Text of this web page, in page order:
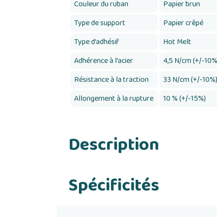
Couleur du ruban
Papier brun
Type de support
Papier crêpé
Type d’adhésif
Hot Melt
Adhérence à l’acier
4,5 N/cm (+/-
Résistance à la traction
33 N/cm (+/-10%)
Allongement à la rupture
10 % (+/-15%)
Description
Spécificités